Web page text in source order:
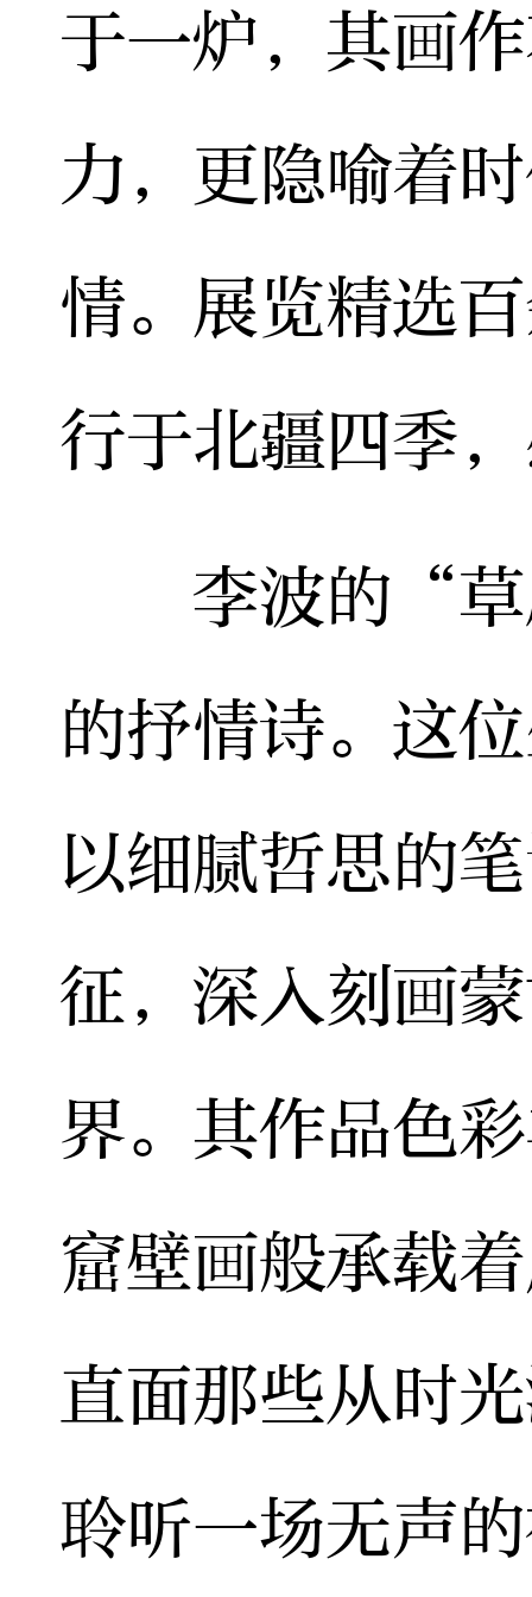
于一炉，其画
力，更隐喻着
情。展览精选
行于北疆四季
李波的“草
的抒情诗。这
以细腻哲思的
征，深入刻画
界。其作品色
窟壁画般承载
直面那些从时
聆听一场无声